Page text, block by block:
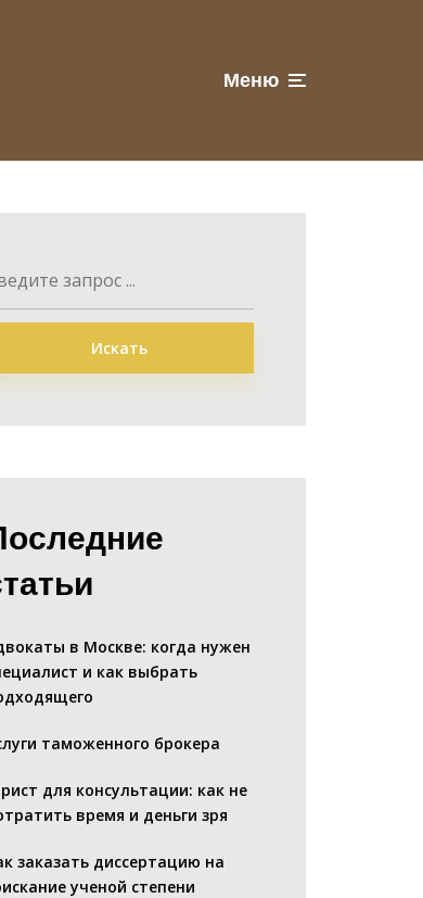
Меню
Искать
в Москве: когда нужен
и как выбрать
таможенного брокера
для консультации: как не
время и деньги зря
заказать диссертацию на
ученой степени